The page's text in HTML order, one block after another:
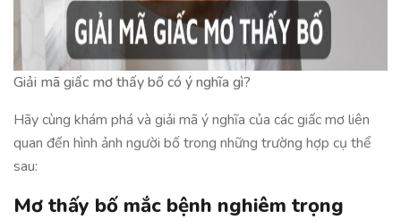
Giải mã giấc mơ thấy bố có ý nghĩa gì?
Hãy cùng khám phá và giải mã ý nghĩa của các giấc mơ liên
quan đến hình ảnh người bố trong những trường hợp cụ thể
sau:
Mơ thấy bố mắc bệnh nghiêm trọng